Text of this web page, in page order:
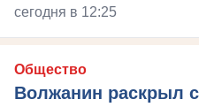
сегодня в 12:25
Общество
Волжанин раскрыл